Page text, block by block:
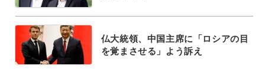
仏大統領、中国主席に「ロシアの目
を覚まさせる」よう訴え